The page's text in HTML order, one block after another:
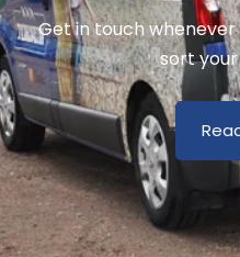
Get in touch whenever
sort